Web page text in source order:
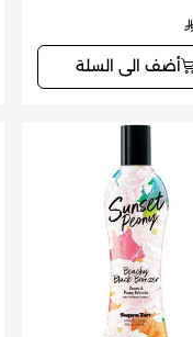
أضف الى السلة